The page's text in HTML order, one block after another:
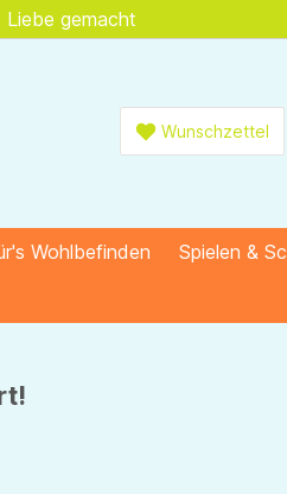
Liebe gemacht
Wunschzettel
Wohlbefinden Spielen &